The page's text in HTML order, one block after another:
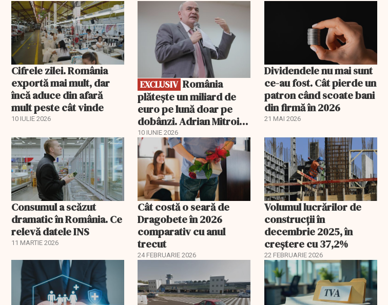
Cifrele zilei. România
exportă mai mult, dar
încă aduce din afară
mult peste cât vinde
10 IULIE 2026
EXCLUSIV
EXCLUSIV România
plătește un miliard de
euro pe lună doar pe
dobânzi. Adrian Mitroi:
O datorie publică
„insurmontabilă”
10 IUNIE 2026
Dividendele nu mai sunt
ce-au fost. Cât pierde un
patron când scoate bani
din firmă în 2026
21 MAI 2026
Consumul a scăzut
dramatic în România. Ce
relevă datele INS
11 MARTIE 2026
Cât costă o seară de
Dragobete în 2026
comparativ cu anul
trecut
24 FEBRUARIE 2026
Volumul lucrărilor de
construcții în
decembrie 2025, în
creștere cu 37,2%
22 FEBRUARIE 2026
EXCLUSIV